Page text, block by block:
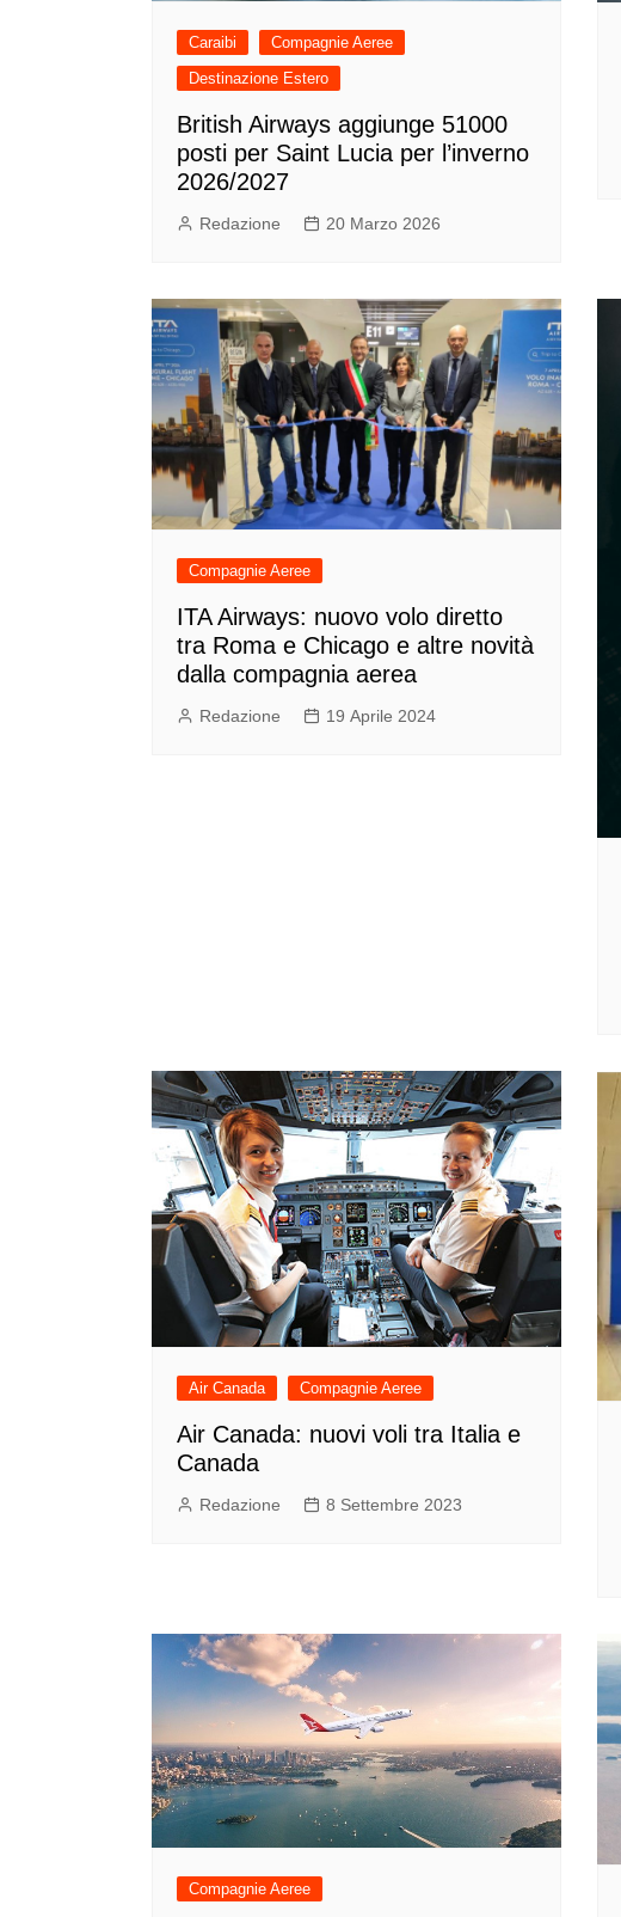
Caraibi
Compagnie Aeree
Destinazione Estero
British Airways aggiunge 51000
posti per Saint Lucia per l’inverno
2026/2027
Redazione 20 Marzo 2026
Compagnie Aeree
ITA Airways: nuovo volo diretto
tra Roma e Chicago e altre novità
dalla compagnia aerea
Redazione 19 Aprile 2024
Air Canada Compagnie Aeree
Air Canada: nuovi voli tra Italia e
Canada
Redazione 8 Settembre 2023
Compagnie Aeree